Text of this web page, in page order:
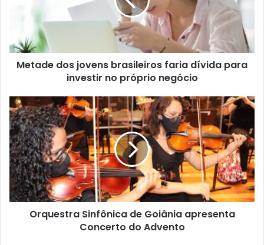
Metade dos jovens brasileiros faria dívida para
investir no próprio negócio
Orquestra Sinfônica de Goiânia apresenta
Concerto do Advento